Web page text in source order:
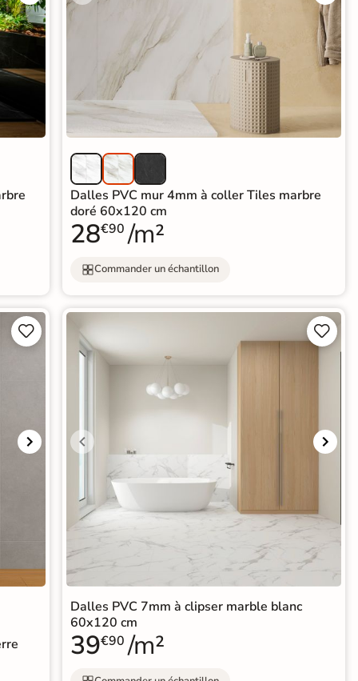
Dalles PVC mur 4mm à coller Tiles marbre
doré 60x120 cm
28€90 /m²
Commander un échantillon

 

Dalles PVC 7mm à clipser marble blanc
60x120 cm
39€90 /m²